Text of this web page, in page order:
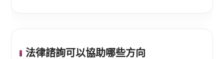
法律諮詢可以協助哪些方向